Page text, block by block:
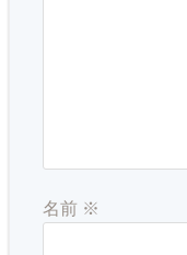
名前 ※